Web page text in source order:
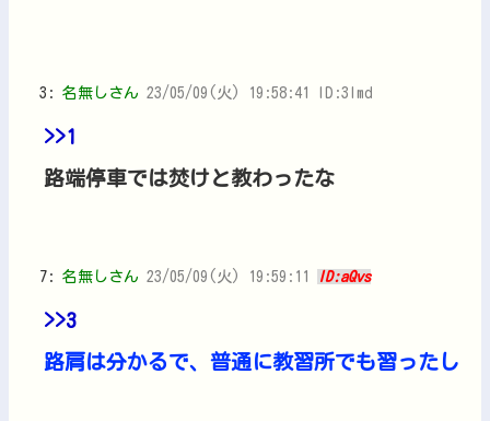
3: 名無しさん 23/05/09(火) 19:58:41 ID:3lmd
>>1
路端停車では焚けと教わったな
7: 名無しさん 23/05/09(火) 19:59:11 ID:aQvs
>>3
路肩は分かるで、普通に教習所でも習ったし